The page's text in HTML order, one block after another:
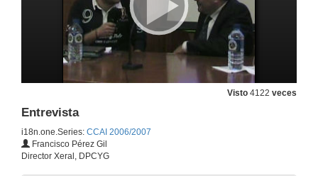
Visto 4122 veces
Entrevista
i18n.one.Series: CCAI 2006/2007
Francisco Pérez Gil
Director Xeral, DPCYG